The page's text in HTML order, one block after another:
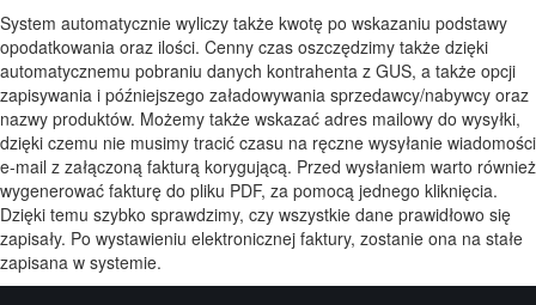
System automatycznie wyliczy także kwotę po wskazaniu podstawy
opodatkowania oraz ilości. Cenny czas oszczędzimy także dzięki
automatycznemu pobraniu danych kontrahenta z GUS, a także opcji
zapisywania i późniejszego załadowywania sprzedawcy/nabywcy oraz
nazwy produktów. Możemy także wskazać adres mailowy do wysyłki,
dzięki czemu nie musimy tracić czasu na ręczne wysyłanie wiadomości
e-mail z załączoną fakturą korygującą. Przed wysłaniem warto również
wygenerować fakturę do pliku PDF, za pomocą jednego kliknięcia.
Dzięki temu szybko sprawdzimy, czy wszystkie dane prawidłowo się
zapisały. Po wystawieniu elektronicznej faktury, zostanie ona na stałe
zapisana w systemie.